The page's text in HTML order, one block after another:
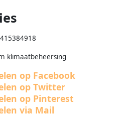
klimaatbeheersing